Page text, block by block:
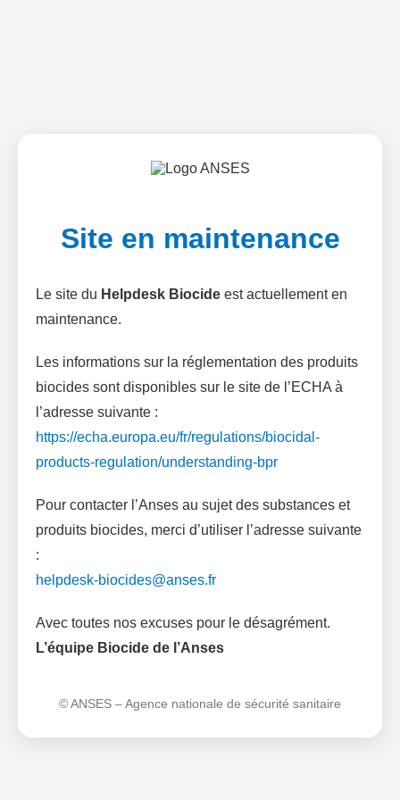
Site en maintenance
Le site du Helpdesk Biocide est actuellement en
maintenance.
Les informations sur la réglementation des produits
biocides sont disponibles sur le site de l’ECHA à
l’adresse suivante :
https://echa.europa.eu/fr/regulations/biocidal-
products-regulation/understanding-bpr
Pour contacter l’Anses au sujet des substances et
produits biocides, merci d’utiliser l’adresse suivante
:
helpdesk-biocides@anses.fr
Avec toutes nos excuses pour le désagrément.
L’équipe Biocide de l’Anses
© ANSES – Agence nationale de sécurité sanitaire